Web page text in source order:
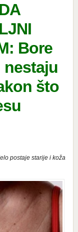
Bore
nestaju
što
postaje starije i koža